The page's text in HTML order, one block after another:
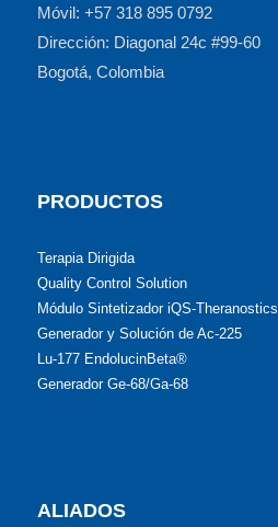
Móvil: +57 318 895 0792
Dirección: Diagonal 24c #99-60
Bogotá, Colombia
PRODUCTOS
Terapia Dirigida
Quality Control Solution
Módulo Sintetizador iQS-Theranostics
Generador y Solución de Ac-225
Lu-177 EndolucinBeta®
Generador Ge-68/Ga-68
ALIADOS